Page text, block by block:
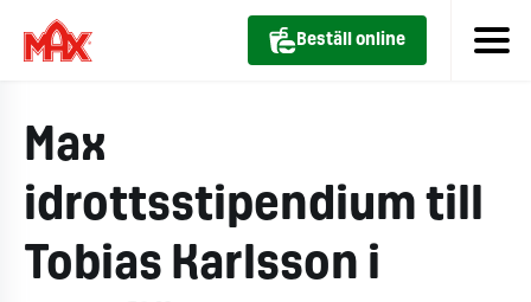
Beställ online
Max
idrottsstipendium till
Tobias Karlsson i